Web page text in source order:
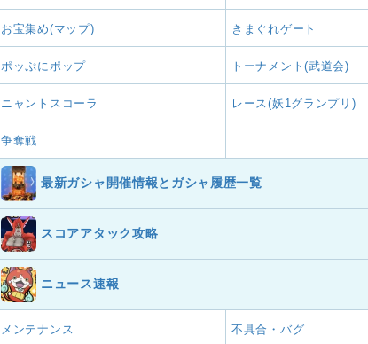
お宝集め(マップ) きまぐれゲート
ポッぷにポップ トーナメント(武道会)
ニャントスコーラ レース(妖1グランプリ)
争奪戦
最新ガシャ開催情報とガシャ履歴一覧
スコアアタック攻略
ニュース速報
メンテナンス 不具合・バグ